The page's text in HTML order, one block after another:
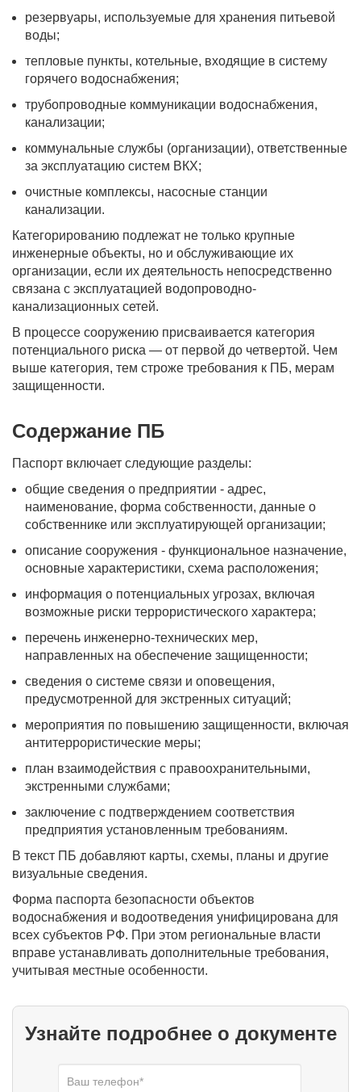
резервуары, используемые для хранения питьевой
воды;
тепловые пункты, котельные, входящие в систему
горячего водоснабжения;
трубопроводные коммуникации водоснабжения,
канализации;
коммунальные службы (организации), ответственные
за эксплуатацию систем ВКХ;
очистные комплексы, насосные станции
канализации.
Категорированию подлежат не только крупные
инженерные объекты, но и обслуживающие их
организации, если их деятельность непосредственно
связана с эксплуатацией водопроводно-
канализационных сетей.
В процессе сооружению присваивается категория
потенциального риска — от первой до четвертой. Чем
выше категория, тем строже требования к ПБ, мерам
защищенности.
Содержание ПБ
Паспорт включает следующие разделы:
общие сведения о предприятии - адрес,
наименование, форма собственности, данные о
собственнике или эксплуатирующей организации;
описание сооружения - функциональное назначение,
основные характеристики, схема расположения;
информация о потенциальных угрозах, включая
возможные риски террористического характера;
перечень инженерно-технических мер,
направленных на обеспечение защищенности;
сведения о системе связи и оповещения,
предусмотренной для экстренных ситуаций;
мероприятия по повышению защищенности, включая
антитеррористические меры;
план взаимодействия с правоохранительными,
экстренными службами;
заключение с подтверждением соответствия
предприятия установленным требованиям.
В текст ПБ добавляют карты, схемы, планы и другие
визуальные сведения.
Форма паспорта безопасности объектов
водоснабжения и водоотведения унифицирована для
всех субъектов РФ. При этом региональные власти
вправе устанавливать дополнительные требования,
учитывая местные особенности.
Узнайте подробнее о документе